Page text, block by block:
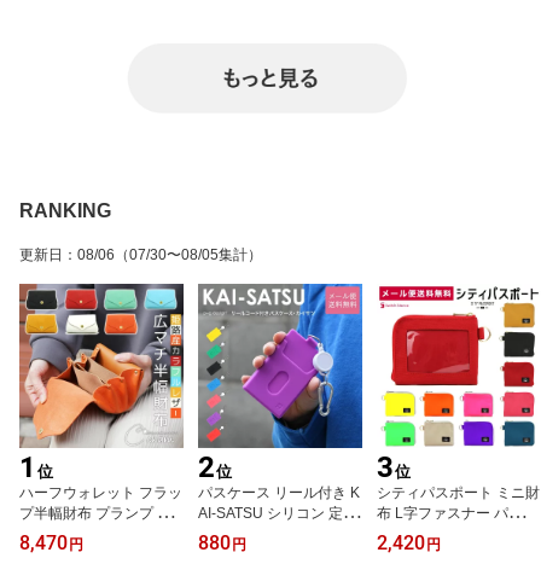
RANKING
更新日 ： 08/06 （07/30〜08/05集計）
1 位
ハーフウォレット フラッ
プ半幅財布 プランプ お
札を折らずに収納 CHAM
チャム 姫路レザー レデ
8,470円
2位
パスケース リール付き K
AI-SATSU シリコン 定期
入れ p+g design レディ
ース メール便送料無料
880円
3位
シティパスポート ミニ財
布 L字ファスナー パスケ
ース icカード 日本製 メ
ール便送料無料 メンズ
2,420円